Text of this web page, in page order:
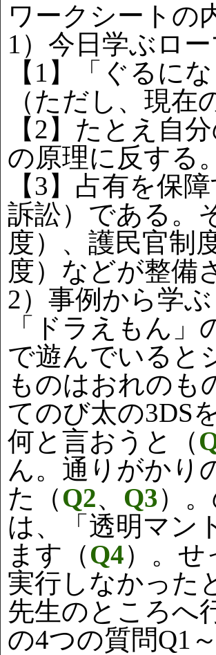
ワークシートの
1）今日学ぶロ
【1】「ぐるに
（ただし、現
【2】たとえ自
の原理に反する。
【3】占有を保
訴訟）である。
度）、護民官制
度）などが整備
2）事例から学
「ドラえもん
で遊んでいると
ものはおれのも
てのび太の3DS
何と言おうと（
ん。通りがかり
た（Q2、 Q3）
は、「透明マン
ます（Q4）。
実行しなかった
先生のところへ
の4つの質問Q1